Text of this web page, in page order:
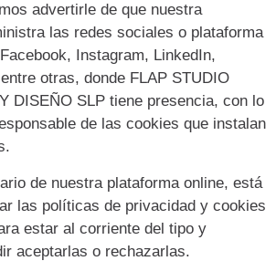
advertirle de que nuestra
las redes sociales o plataforma
Instagram, LinkedIn,
otras, donde FLAP STUDIO
DISEÑO SLP tiene presencia, con lo
de las cookies que instalan
de nuestra plataforma online, está
las políticas de privacidad y cookies
estar al corriente del tipo y
aceptarlas o rechazarlas.